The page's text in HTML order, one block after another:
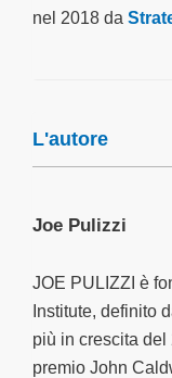
nel 2018 da
L'autore
Joe Pulizzi
JOE PULIZZI è
Institute, definito
più in crescita del
premio John